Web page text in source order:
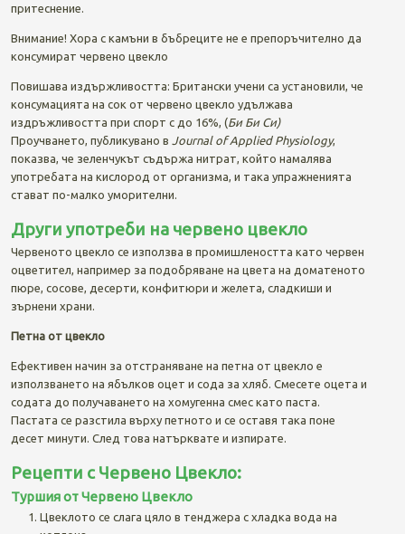
притеснение.
Внимание! Хора с камъни в бъбреците не е препоръчително да
консумират червено цвекло
Повишава издържливостта: Британски учени са установили, че
консумацията на сок от червено цвекло удължава
издръжливостта при спорт с до 16%, (Би Би Си)
Проучването, публикувано в Journal of Applied Physiology,
показва, че зеленчукът съдържа нитрат, който намалява
употребата на кислород от организма, и така упражненията
стават по-малко уморителни.
Други употреби на червено цвекло
Червеното цвекло се използва в промишлеността като червен
оцветител, например за подобряване на цвета на доматеното
пюре, сосове, десерти, конфитюри и желета, сладкиши и
зърнени храни.
Петна от цвекло
Ефективен начин за отстраняване на петна от цвекло е
използването на ябълков оцет и сода за хляб. Смесете оцета и
содата до получаването на хомугенна смес като паста.
Пастата се разстила върху петното и се оставя така поне
десет минути. След това натърквате и изпирате.
Рецепти с Червено Цвекло:
Туршия от Червено Цвекло
Цвеклото се слага цяло в тенджера с хладка вода на